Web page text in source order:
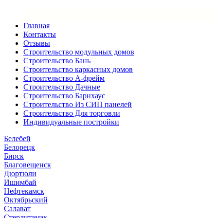
Главная
Контакты
Отзывы
Строительство модульных домов
Строительство Бань
Строительство каркасных домов
Строительство А-фрейм
Строительство Дачные
Строительство Барнхаус
Строительство Из СИП панелей
Строительство Для торговли
Индивидуальные постройки
Белебей
Белорецк
Бирск
Благовещенск
Дюртюли
Ишимбай
Нефтекамск
Октябрьский
Салават